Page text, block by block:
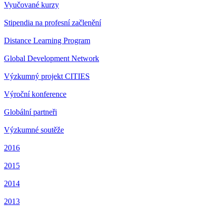
Vyučované kurzy
Stipendia na profesní začlenění
Distance Learning Program
Global Development Network
Výzkumný projekt CITIES
Výroční konference
Globální partneři
Výzkumné soutěže
2016
2015
2014
2013